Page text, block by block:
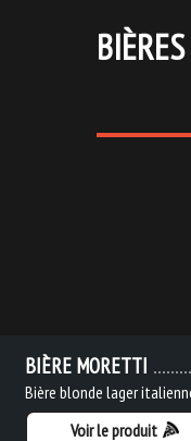
BIÈRE MORETTI
Bière blonde lager
Voir le produit